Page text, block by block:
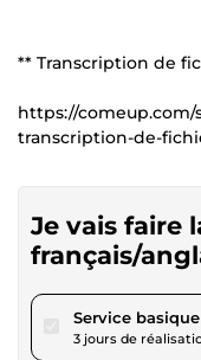
** Transcription de
https://comeup.com/
transcription-de-
Je vais faire
français/
Service basique
3 jours de